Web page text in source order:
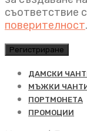
съответствие
поверителност.
Регистриране
ДАМСКИ
МЪЖКИ
ПОРТМОНЕТА
ПРОМОЦИИ